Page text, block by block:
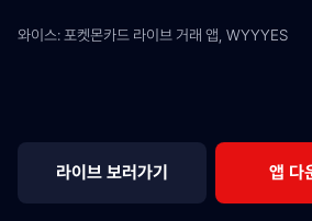
와이스: 포켓몬카드 라이브 거래 앱, WYYYES
라이브 보러가기 앱 다